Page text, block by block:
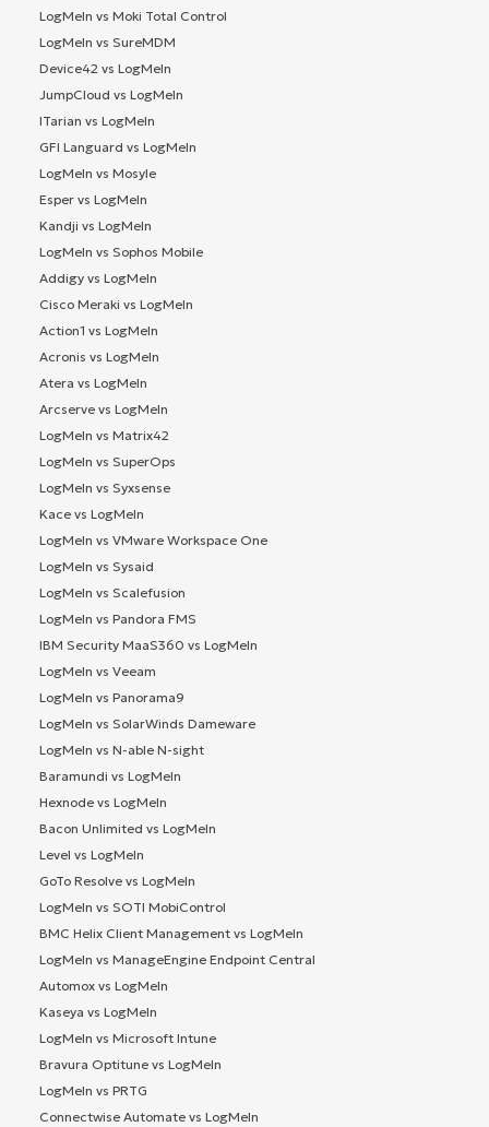
LogMeIn vs Moki Total Control
LogMeIn vs SureMDM
Device42 vs LogMeIn
JumpCloud vs LogMeIn
ITarian vs LogMeIn
GFI Languard vs LogMeIn
LogMeIn vs Mosyle
Esper vs LogMeIn
Kandji vs LogMeIn
LogMeIn vs Sophos Mobile
Addigy vs LogMeIn
Cisco Meraki vs LogMeIn
Action1 vs LogMeIn
Acronis vs LogMeIn
Atera vs LogMeIn
Arcserve vs LogMeIn
LogMeIn vs Matrix42
LogMeIn vs SuperOps
LogMeIn vs Syxsense
Kace vs LogMeIn
LogMeIn vs VMware Workspace One
LogMeIn vs Sysaid
LogMeIn vs Scalefusion
LogMeIn vs Pandora FMS
IBM Security MaaS360 vs LogMeIn
LogMeIn vs Veeam
LogMeIn vs Panorama9
LogMeIn vs SolarWinds Dameware
LogMeIn vs N-able N-sight
Baramundi vs LogMeIn
Hexnode vs LogMeIn
Bacon Unlimited vs LogMeIn
Level vs LogMeIn
GoTo Resolve vs LogMeIn
LogMeIn vs SOTI MobiControl
BMC Helix Client Management vs LogMeIn
LogMeIn vs ManageEngine Endpoint Central
Automox vs LogMeIn
Kaseya vs LogMeIn
LogMeIn vs Microsoft Intune
Bravura Optitune vs LogMeIn
LogMeIn vs PRTG
Connectwise Automate vs LogMeIn